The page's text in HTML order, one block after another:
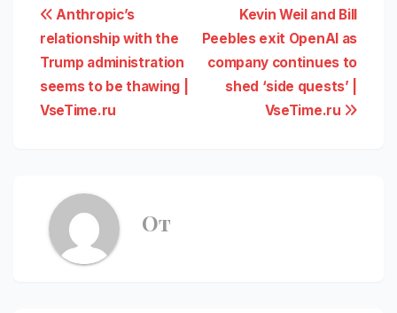
Навигация
по
записям
Kevin Weil and Bill
Peebles exit OpenAI as
company continues to
shed ‘side quests’ |
VseTime.ru
Anthropic’s
relationship with the
Trump administration
seems to be thawing |
VseTime.ru
От